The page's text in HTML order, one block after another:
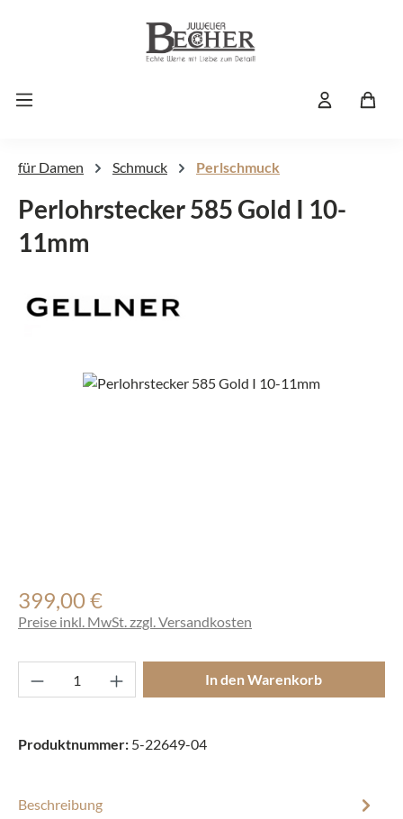
Zum Hauptinhalt springen
für Damen Schmuck Perlschmuck
Perlohrstecker 585 Gold I 10-
11mm
Bildergalerie überspringen
Regulärer Preis:
399,00 €
Preise inkl. MwSt. zzgl. Versandkosten
Produkt Anzahl: Gib den gewünschten
In den Warenkorb
Produktnummer: 5-22649-04
Beschreibung